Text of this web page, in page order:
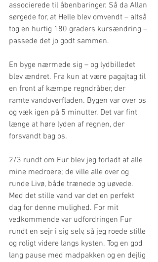
associerede til åbenbaringer. Så da Allan
sørgede for, at Helle blev omvendt – altså
tog en hurtig 180 graders kursændring –
passede det jo godt sammen.
En byge nærmede sig – og lydbilledet
blev ændret. Fra kun at være pagajtag til
en front af kæmpe regndråber, der
ramte vandoverfladen. Bygen var over os
og væk igen på 5 minutter. Det var fint
længe at høre lyden af regnen, der
forsvandt bag os.
2/3 rundt om Fur blev jeg forladt af alle
mine medroere; de ville alle over og
runde Livø, både trænede og uøvede.
Med det stille vand var det en perfekt
dag for denne mulighed. For mit
vedkommende var udfordringen Fur
rundt en sejr i sig selv, så jeg roede stille
og roligt videre langs kysten. Tog en god
lang pause med madpakken og en dejlig